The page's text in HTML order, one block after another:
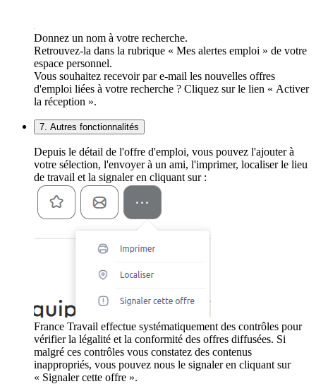
Donnez un nom à votre recherche.
Retrouvez-la dans la rubrique « Mes alertes emploi » de votre
espace personnel.
Vous souhaitez recevoir par e-mail les nouvelles offres
d'emploi liées à votre recherche ? Cliquez sur le lien « Activer
la réception ».
7. Autres fonctionnalités
Depuis le détail de l'offre d'emploi, vous pouvez l'ajouter à
votre sélection, l'envoyer à un ami, l'imprimer, localiser le lieu
de travail et la signaler en cliquant sur :
France Travail effectue systématiquement des contrôles pour
vérifier la légalité et la conformité des offres diffusées. Si
malgré ces contrôles vous constatez des contenus
inappropriés, vous pouvez nous le signaler en cliquant sur
« Signaler cette offre ».